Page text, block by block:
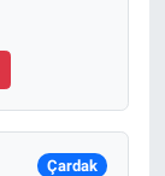
Çardak